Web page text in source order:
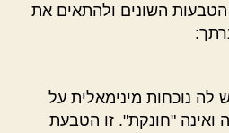
הטבעות השונים ולהתאים את
לה נוכחות מינימאלית על
ואינה "חונקת". זו הטבעת